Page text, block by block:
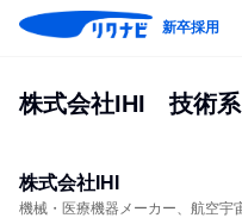
新卒採用
株式会社IHI　技術系
株式会社IHI
機械・医療機器メーカー、航空宇